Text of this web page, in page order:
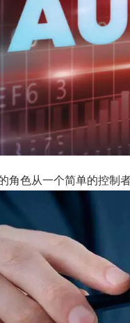
角色从一个简单的控制